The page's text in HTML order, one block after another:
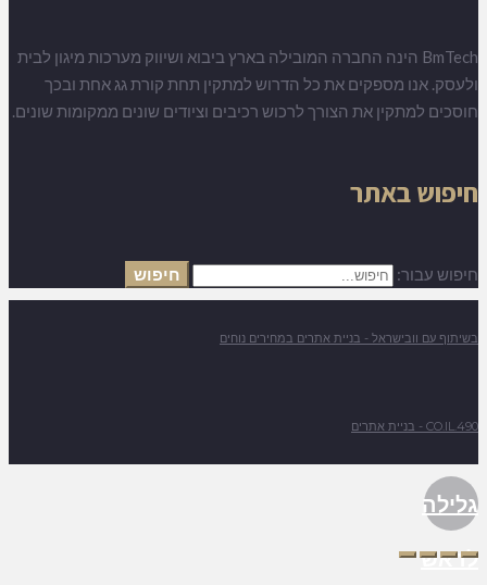
BmTech הינה החברה המובילה בארץ ביבוא ושיווק מערכות מיגון לבית
ולעסק. אנו מספקים את כל הדרוש למתקין תחת קורת גג אחת ובכך
חוסכים למתקין את הצורך לרכוש רכיבים וציודים שונים ממקומות שונים.
חיפוש באתר
חיפוש עבור: חיפוש
בשיתוף עם וובישראל - בניית אתרים במחירים נוחים
490.CO.IL - בניית אתרים
גלילה
לראש